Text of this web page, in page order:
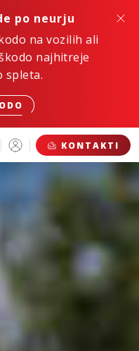
po neurju
na vozilih ali
najhitreje
spleta.
KONTAKTI